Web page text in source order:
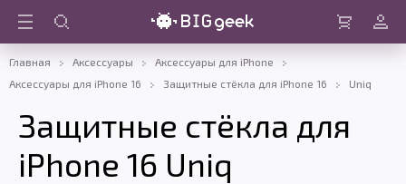
Войти
Главная Аксессуары
Аксессуары для iPhone
Аксессуары для iPhone 16
Защитные стёкла для iPhone 16 Uniq
Защитные стёкла для
iPhone 16 Uniq